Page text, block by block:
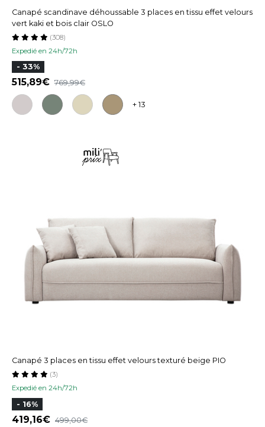
Canapé scandinave déhoussable 3 places en tissu effet velours
vert kaki et bois clair OSLO
Expedié en 24h/72h
(308)
- 33%
515,89 769,99
+ 13
Canapé 3 places en tissu effet velours texturé beige PIO
Expedié en 24h/72h
(3)
- 16%
419,16 499,00